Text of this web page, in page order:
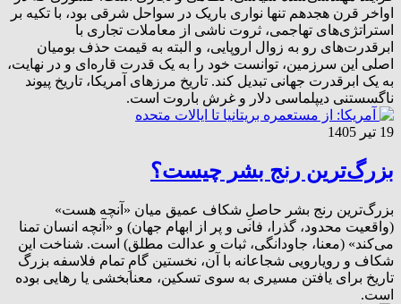
اواخر قرن هجدهم تنها نواری باریک در سواحل شرقی بود، با تکیه بر
استراتژی‌های تهاجمی، ثروت ناشی از معاملات تجاری با
ابرقدرت‌های رو به زوال اروپایی، و البته به قیمت حذف بومیان
اصلی این سرزمین، توانست خود را به یک قدرت قاره‌ای و در نهایت،
به یک ابرقدرت جهانی تبدیل کند. تاریخ مرزهای آمریکا، تاریخ پیوند
ناگسستنی دیپلماسی دلار و غرش باروت است.
19 تیر 1405
بزرگ‌ترین رنج بشر چیست؟
بزرگ‌ترین رنج بشر حاصلِ شکاف عمیق میان «آنچه هست»
(واقعیت محدود، گذرا، فانی و پر از ابهام جهان) و «آنچه انسان تمنا
می‌کند» (معنا، جاودانگی، ثبات و عدالت مطلق) است. شناخت این
شکاف و رویارویی شجاعانه با آن، نخستین گامِ تمام فلاسفه بزرگ
تاریخ برای یافتن مسیری به سوی تسکین، معنابخشی یا رهایی بوده
است.